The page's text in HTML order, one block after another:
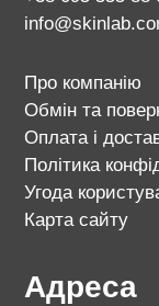
Про компанію
Обмін та
Оплата і
Політика
Угода
Карта сайту
Адреса